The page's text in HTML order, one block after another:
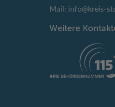
Mail: info@kreis-
Weitere